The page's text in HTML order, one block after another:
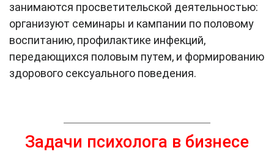
занимаются просветительской деятельностью:
организуют семинары и кампании по половому
воспитанию, профилактике инфекций,
передающихся половым путем, и формированию
здорового сексуального поведения.
Задачи психолога в бизнесе